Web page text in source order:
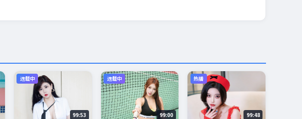
连载中
99:53
连载中
99:00
热播
99:48